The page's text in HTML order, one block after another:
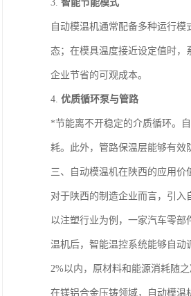
3. 智能节能模式
自动模温机通常配备多种运行
态；在模具温度接近设定值时，
企业节省的可观成本。
4. 优质循环泵与管路
*节能离不开稳定的介质循环。
耗。此外，管路保温层能够有效
三、自动模温机在陕西的应用价
对于陕西的制造企业而言，引
以注塑行业为例，一家汽车零
温机后，智能温控系统能够自动
2%以内，原材料和能源消耗随
在镁铝合金压铸领域，自动模